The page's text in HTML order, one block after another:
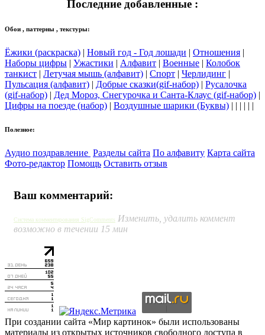
Последние добавленные :
Обои , паттерны , текстуры:
Ёжики (раскраска) | Новый год - Год лошади | Отношения |
Наборы цифры | Ужастики | Алфавит | Военные | Колобок
танкист | Летучая мышь (алфавит) | Спорт | Черлидинг |
Пульсация (алфавит) | Добрые сказки(gif-набор) | Русалочка
(gif-набор) | Дед Мороз, Снегурочка и Санта-Клаус (gif-набор) |
Цифры на поезде (набор) | Воздушные шарики (Буквы) | | | | | |
Полезное:
Аудио поздравление Разделы сайта По алфавиту Карта сайта
Фото-редактор Помощь Оставить отзыв
Ваш комментарий:
Система комментирования SigComments Изменить, удалить коммент
возможно в течении 15 мин
При создании сайта «Мир картинок» были использованы
материалы из открытых источников свободного доступа в